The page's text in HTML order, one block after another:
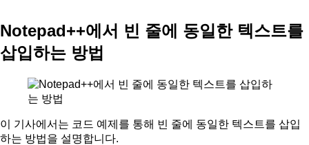
Notepad++에서 빈 줄에 동일한 텍스트를
삽입하는 방법
이 기사에서는 코드 예제를 통해 빈 줄에 동일한 텍스트를 삽입
하는 방법을 설명합니다.